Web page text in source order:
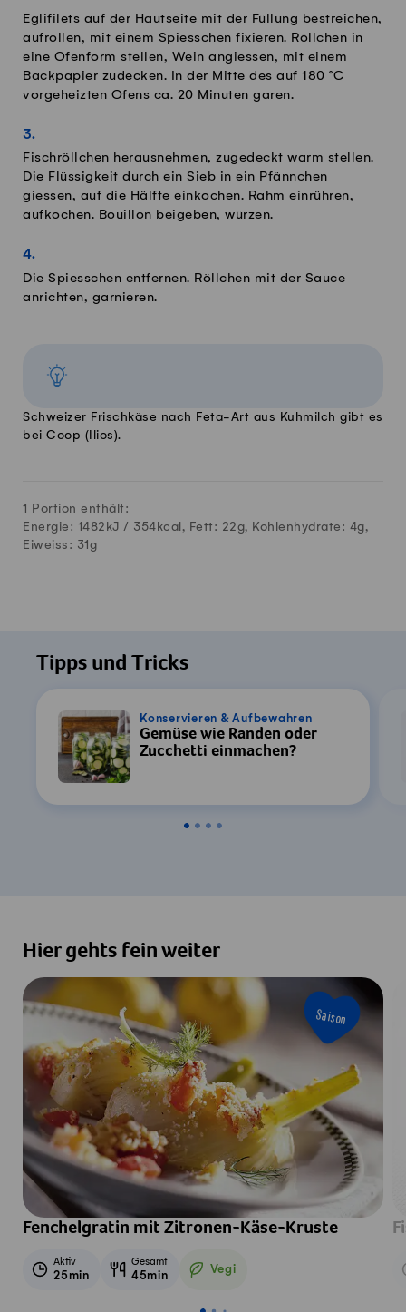
Eglifilets auf der Hautseite mit der Füllung bestreichen,
aufrollen, mit einem Spiesschen fixieren. Röllchen in
eine Ofenform stellen, Wein angiessen, mit einem
Backpapier zudecken. In der Mitte des auf 180 °C
vorgeheizten Ofens ca. 20 Minuten garen.
Fischröllchen herausnehmen, zugedeckt warm stellen.
Die Flüssigkeit durch ein Sieb in ein Pfännchen
giessen, auf die Hälfte einkochen. Rahm einrühren,
aufkochen. Bouillon beigeben, würzen.
Die Spiesschen entfernen. Röllchen mit der Sauce
anrichten, garnieren.
Schweizer Frischkäse nach Feta-Art aus Kuhmilch gibt es
bei Coop (Ilios).
1 Portion enthält:
Energie: 1482kJ / 354kcal, Fett: 22g, Kohlenhydrate: 4g,
Eiweiss: 31g
Tipps und Tricks
Konservieren & Aufbewahren
Gemüse wie Randen oder
Zucchetti einmachen?
Hier gehts fein weiter
Saison
Fenchelgratin mit Zitronen-Käse-Kruste
Aktiv
25min
Gesamt
45min Vegi
Vegetarisch